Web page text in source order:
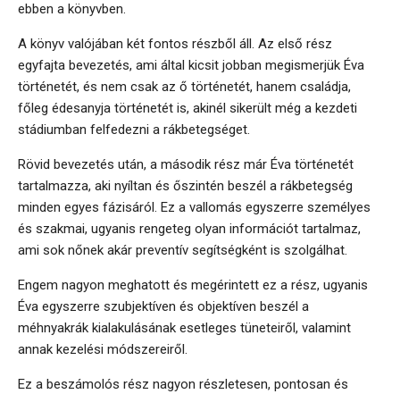
ebben a könyvben.
A könyv valójában két fontos részből áll. Az első rész
egyfajta bevezetés, ami által kicsit jobban megismerjük Éva
történetét, és nem csak az ő történetét, hanem családja,
főleg édesanyja történetét is, akinél sikerült még a kezdeti
stádiumban felfedezni a rákbetegséget.
Rövid bevezetés után, a második rész már Éva történetét
tartalmazza, aki nyíltan és őszintén beszél a rákbetegség
minden egyes fázisáról. Ez a vallomás egyszerre személyes
és szakmai, ugyanis rengeteg olyan információt tartalmaz,
ami sok nőnek akár preventív segítségként is szolgálhat.
Engem nagyon meghatott és megérintett ez a rész, ugyanis
Éva egyszerre szubjektíven és objektíven beszél a
méhnyakrák kialakulásának esetleges tüneteiről, valamint
annak kezelési módszereiről.
Ez a beszámolós rész nagyon részletesen, pontosan és